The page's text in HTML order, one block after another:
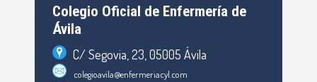
Colegio Oficial de Enfermería de
Ávila
C/ Segovia, 23, 05005 Ávila
colegioavila@enfermeriacyl.com